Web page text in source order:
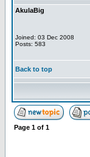
AkulaBig
Joined: 03 Dec 2008
Posts: 583
Back to top
Page 1 of 1